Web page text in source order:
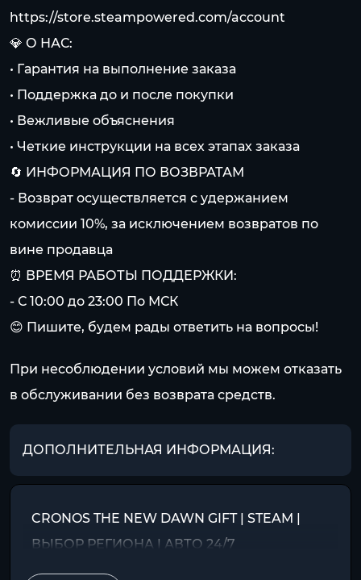
https://store.steampowered.com/account
💎 О НАС:
• Гарантия на выполнение заказа
• Поддержка до и после покупки
• Вежливые объяснения
• Четкие инструкции на всех этапах заказа
🔄 ИНФОРМАЦИЯ ПО ВОЗВРАТАМ
- Возврат осуществляется с удержанием
комиссии 10%, за исключением возвратов по
вине продавца
⏰ ВРЕМЯ РАБОТЫ ПОДДЕРЖКИ:
- С 10:00 до 23:00 По МСК
😊 Пишите, будем рады ответить на вопросы!
При несоблюдении условий мы можем отказать
в обслуживании без возврата средств.
ДОПОЛНИТЕЛЬНАЯ ИНФОРМАЦИЯ:
CRONOS THE NEW DAWN GIFT | STEAM |
ВЫБОР РЕГИОНА | АВТО 24/7